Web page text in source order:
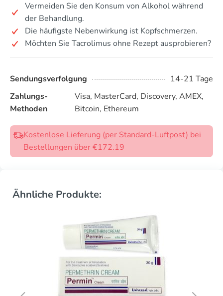
Vermeiden Sie den Konsum von Alkohol während
der Behandlung.
Die häufigste Nebenwirkung ist Kopfschmerzen.
Möchten Sie Tacrolimus ohne Rezept ausprobieren?
Sendungsverfolgung
14-21 Tage
Zahlungs-
Methoden
Visa, MasterCard, Discovery, AMEX,
Bitcoin, Ethereum
Kostenlose Lieferung (per Standard-Luftpost) bei
Bestellungen über €172.19
Ähnliche Produkte: